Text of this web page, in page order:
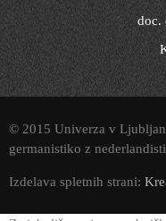
doc.
© 2015 Univerza v
germanistiko z
Izdelava spletnih strani: